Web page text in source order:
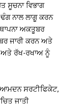
ਸੂਚਨਾ ਵਿਭਾਗ
ਢੰਗ ਨਾਲ ਲਾਗੂ ਕਰਨ
ਅਕਤੂਬਰ
ਜਾਰੀ ਕਰਨ ਅਤੇ
ਅਤੇ ਰੱਖ-ਰਖਾਅ ਨੂੰ
ਸਰਟੀਫਿਕੇਟ,
ਜਾਤੀ